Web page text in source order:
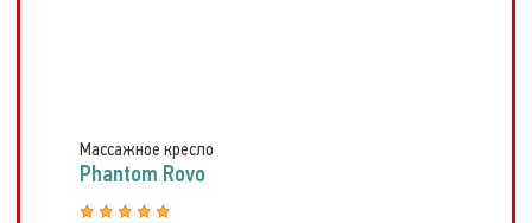
Массажное кресло
Phantom Rovo